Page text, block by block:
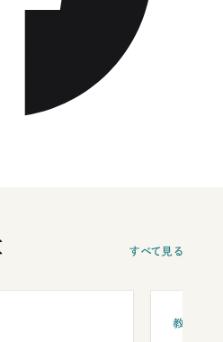
すべて見る
教育